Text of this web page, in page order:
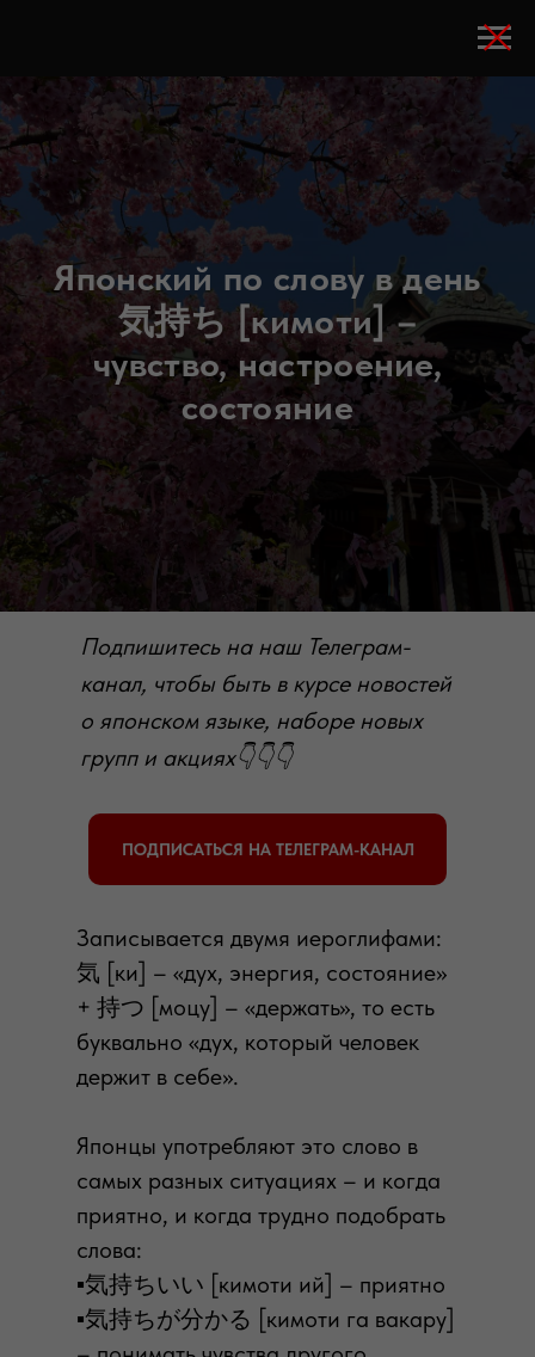
Японский по слову в день
気持ち [кимоти] –
чувство, настроение,
состояние
Подпишитесь на наш Телеграм-
канал, чтобы быть в курсе новостей
о японском языке, наборе новых
групп и акциях👇👇👇
ПОДПИСАТЬСЯ НА ТЕЛЕГРАМ-КАНАЛ
Записывается двумя иероглифами:
気 [ки] – «дух, энергия, состояние»
+ 持つ [моцу] – «держать», то есть
буквально «дух, который человек
держит в себе».
Японцы употребляют это слово в
самых разных ситуациях – и когда
приятно, и когда трудно подобрать
слова:
▪️気持ちいい [кимоти ий] – приятно
▪️気持ちが分かる [кимоти га вакару]